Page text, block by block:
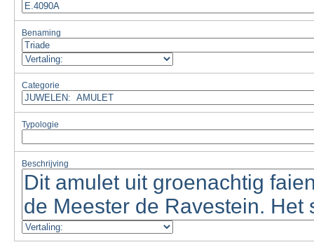
Benaming
Categorie
Typologie
Beschrijving